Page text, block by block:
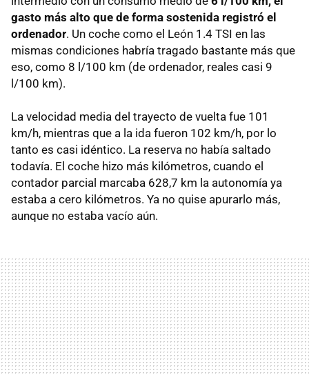
gasto más alto que de forma sostenida registró el
ordenador. Un coche como el León 1.4 TSI en las
mismas condiciones habría tragado bastante más que
eso, como 8 l/100 km (de ordenador, reales casi 9
l/100 km).
La velocidad media del trayecto de vuelta fue 101
km/h, mientras que a la ida fueron 102 km/h, por lo
tanto es casi idéntico. La reserva no había saltado
todavía. El coche hizo más kilómetros, cuando el
contador parcial marcaba 628,7 km la autonomía ya
estaba a cero kilómetros. Ya no quise apurarlo más,
aunque no estaba vacío aún.